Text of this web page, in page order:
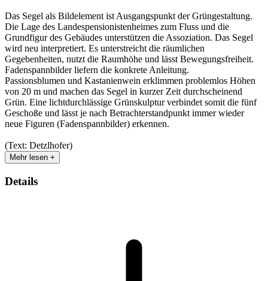
Das Segel als Bildelement ist Ausgangspunkt der Grüngestaltung.
Die Lage des Landespensionistenheimes zum Fluss und die
Grundfigur des Gebäudes unterstützen die Assoziation. Das Segel
wird neu interpretiert. Es unterstreicht die räumlichen
Gegebenheiten, nutzt die Raumhöhe und lässt Bewegungsfreiheit.
Fadenspannbilder liefern die konkrete Anleitung.
Passionsblumen und Kastanienwein erklimmen problemlos Höhen
von 20 m und machen das Segel in kurzer Zeit durchscheinend
Grün. Eine lichtdurchlässige Grünskulptur verbindet somit die fünf
Geschoße und lässt je nach Betrachterstandpunkt immer wieder
neue Figuren (Fadenspannbilder) erkennen.
(Text: Detzlhofer)
Mehr lesen +
Details